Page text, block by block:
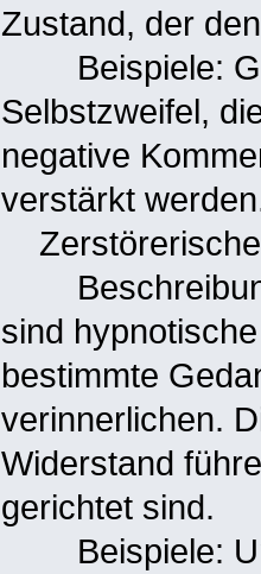
Zustand, der
Beispiele:
Selbstzweifel,
negative
verstärkt
Zerstörerische
sind
bestimmte
verinnerlichen.
Widerstand
gerichtet sind.
Beispiele: